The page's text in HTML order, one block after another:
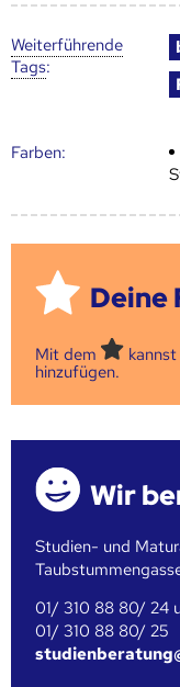
Weiter­führende
Tags:
Farben:
Deine
Mit dem
hinzufügen.
Wir
Studien- und
01/ 310 88 80/ 24
01/ 310 88 80/ 25